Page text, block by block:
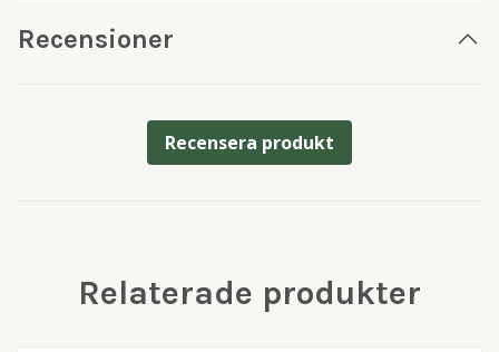
Recensioner
Recensera produkt
Relaterade produkter